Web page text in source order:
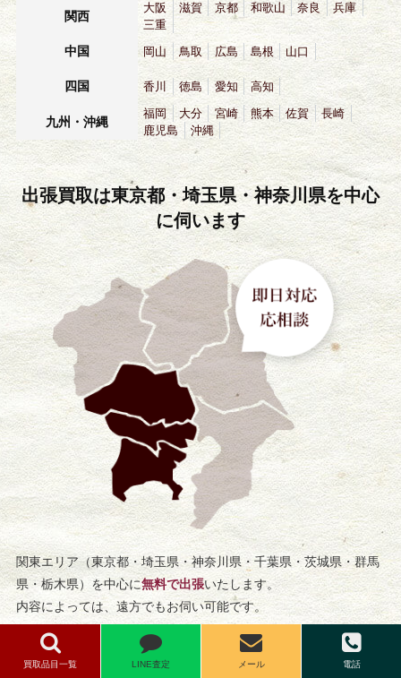
買取品目一覧 LINE査定 メール 電話
関西
大阪 滋賀 京都 和歌山 奈良
兵庫
三重
中国 岡山 鳥取 広島 島根 山口
四国 香川 徳島 愛知 高知
九州・沖縄
福岡 大分 宮崎 熊本 佐賀
長崎
鹿児島
沖縄
出張買取は東京都・埼玉県・神奈川県を中心
に伺います
関東エリア（東京都・埼玉県・神奈川県・千葉県・茨城県・群馬
県・栃木県）を中心に無料で出張いたします。
内容によっては、遠方でもお伺い可能です。
出張買取強化エリア